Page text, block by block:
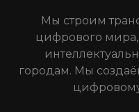
Мы строим
цифрового
городам. Мы